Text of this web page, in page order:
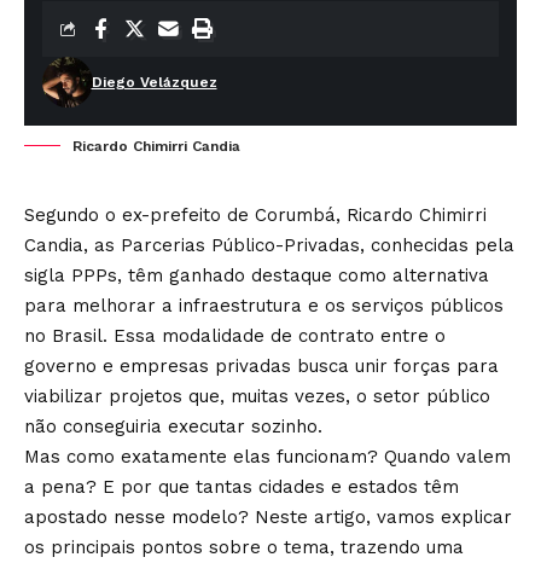
Diego Velázquez
Ricardo Chimirri Candia
Segundo o ex-prefeito de Corumbá, Ricardo Chimirri
Candia, as Parcerias Público-Privadas, conhecidas pela
sigla PPPs, têm ganhado destaque como alternativa
para melhorar a infraestrutura e os serviços públicos
no Brasil. Essa modalidade de contrato entre o
governo e empresas privadas busca unir forças para
viabilizar projetos que, muitas vezes, o setor público
não conseguiria executar sozinho.
Mas como exatamente elas funcionam? Quando valem
a pena? E por que tantas cidades e estados têm
apostado nesse modelo? Neste artigo, vamos explicar
os principais pontos sobre o tema, trazendo uma